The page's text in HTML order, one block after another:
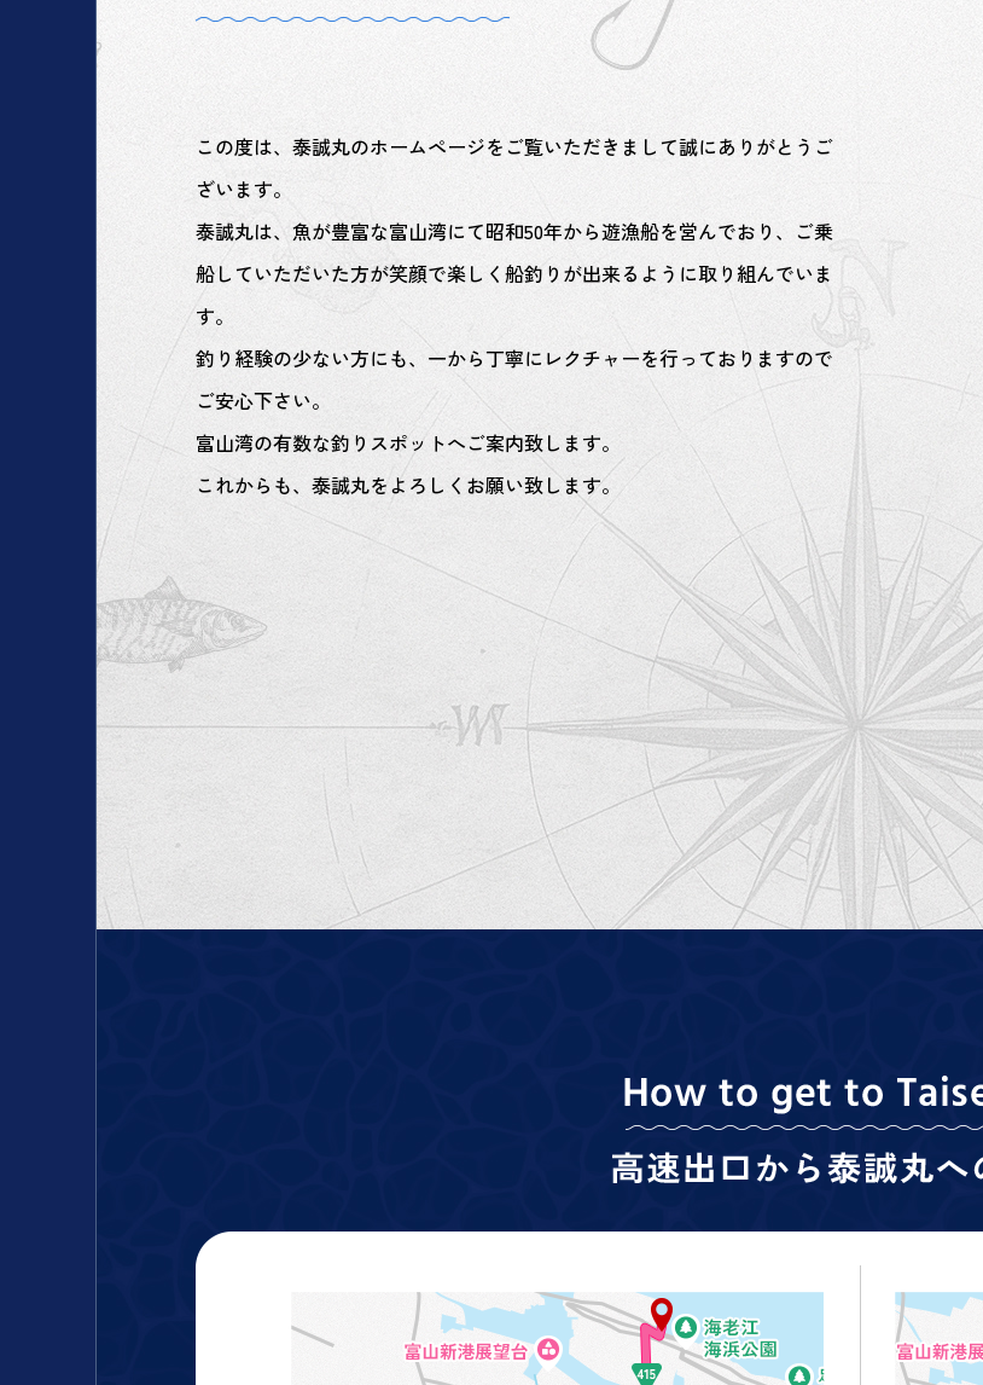
この度は、泰誠丸のホームページをご覧いただきまして誠にありがとうご
ざいます。
泰誠丸は、魚が豊富な富山湾にて昭和50年から遊漁船を営んでおり、ご乗
船していただいた方が笑顔で楽しく船釣りが出来るように取り組んでいま
す。
釣り経験の少ない方にも、一から丁寧にレクチャーを行っておりますので
ご安心下さい。
富山湾の有数な釣りスポットへご案内致します。
これからも、泰誠丸をよろしくお願い致します。